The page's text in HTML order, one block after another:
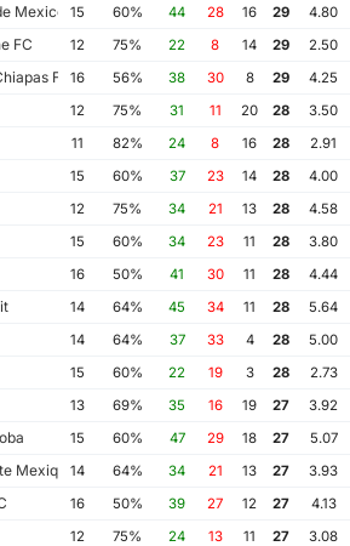
Mexico FC
15 60% 44 28 16 29
4.80
FC 12 75% 22 8 14 29
2.50
Futbol
16 56% 38 30 8 29
4.25
12 75% 31 11 20 28
3.50
11 82% 24 8 16 28
2.91
15 60% 37 23 14 28
4.00
12 75% 34 21 13 28
4.58
15 60% 34 23 11 28
3.80
16 50% 41 30 11 28
4.44
14 64% 45 34 11 28
5.64
14 64% 37 33 4 28
5.00
15 60% 22 19 3 28
2.73
13 69% 35 16 19 27
3.92
15 60% 47 29 18 27
5.07
Mexiquense
14 64% 34 21 13 27
3.93
16 50% 39 27 12 27
4.13
12 75% 24 13 11 27
3.08